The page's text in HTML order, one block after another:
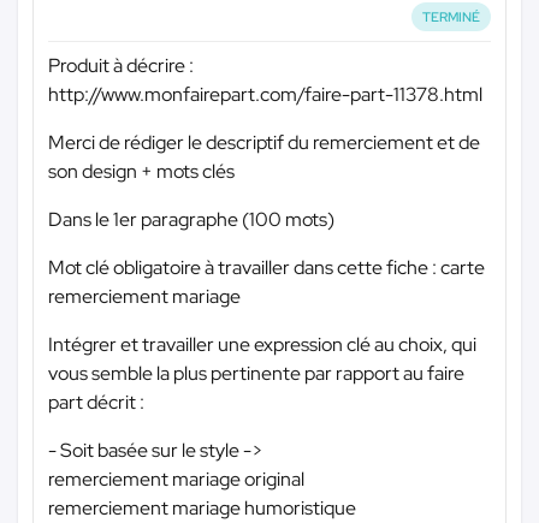
TERMINÉ
Produit à décrire :
http://www.monfairepart.com/faire-part-11378.html
Merci de rédiger le descriptif du remerciement et de
son design + mots clés
Dans le 1er paragraphe (100 mots)
Mot clé obligatoire à travailler dans cette fiche : carte
remerciement mariage
Intégrer et travailler une expression clé au choix, qui
vous semble la plus pertinente par rapport au faire
part décrit :
- Soit basée sur le style ->
remerciement mariage original
remerciement mariage humoristique